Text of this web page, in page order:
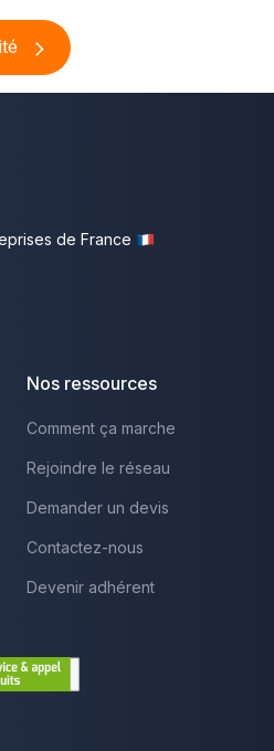
de France
Nos ressources
Comment ça marche
Rejoindre le réseau
Demander un devis
Contactez-nous
Devenir adhérent